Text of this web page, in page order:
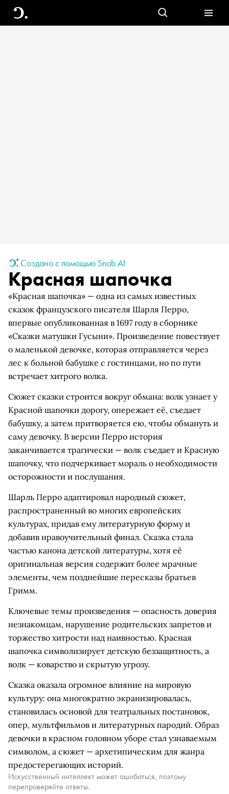
Создано с помощью Snob AI
Красная шапочка
«Красная шапочка» — одна из самых известных
сказок французского писателя Шарля Перро,
впервые опубликованная в 1697 году в сборнике
«Сказки матушки Гусыни». Произведение повествует
о маленькой девочке, которая отправляется через
лес к больной бабушке с гостинцами, но по пути
встречает хитрого волка.
Сюжет сказки строится вокруг обмана: волк узнает у
Красной шапочки дорогу, опережает её, съедает
бабушку, а затем притворяется ею, чтобы обмануть и
саму девочку. В версии Перро история
заканчивается трагически — волк съедает и Красную
шапочку, что подчеркивает мораль о необходимости
осторожности и послушания.
Шарль Перро адаптировал народный сюжет,
распространенный во многих европейских
культурах, придав ему литературную форму и
добавив нравоучительный финал. Сказка стала
частью канона детской литературы, хотя её
оригинальная версия содержит более мрачные
элементы, чем позднейшие пересказы братьев
Гримм.
Ключевые темы произведения — опасность доверия
незнакомцам, нарушение родительских запретов и
торжество хитрости над наивностью. Красная
шапочка символизирует детскую беззащитность, а
волк — коварство и скрытую угрозу.
Сказка оказала огромное влияние на мировую
культуру: она многократно экранизировалась,
становилась основой для театральных постановок,
опер, мультфильмов и литературных пародий. Образ
девочки в красном головном уборе стал узнаваемым
символом, а сюжет — архетипическим для жанра
предостерегающих историй.
Искусственный интеллект может ошибаться, поэтому
перепроверяйте ответы.